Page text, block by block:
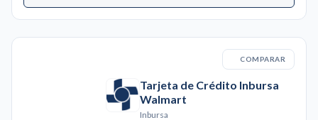
COMPARAR
Tarjeta de Crédito Inbursa
Walmart
Inbursa